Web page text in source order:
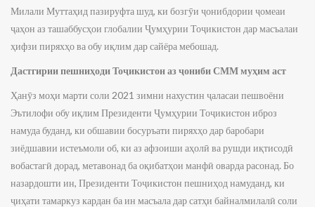
Милали Муттаҳид пазируфта шуд, ки бозгӯи ҷонибдории ҷомеаи
ҷаҳон аз ташаббусҳои глобалии Ҷумҳурии Тоҷикистон дар масъалаи
ҳифзи пиряхҳо ва обу иқлим дар сайёра мебошад.
Дастгирии пешниҳоди Тоҷикистон аз ҷониби СММ муҳим аст
Ҳанӯз моҳи марти соли 2021 зимни нахустин ҷаласаи пешвоёни
Эътилофи обу иқлим Президенти Ҷумҳурии Тоҷикистон иброз
намуда буданд, ки обшавии босуръати пиряхҳо дар баробари
зиёдшавии истеъмоли об, ки аз афзоиши аҳолӣ ва рушди иқтисодӣ
вобастагӣ дорад, метавонад ба оқибатҳои манфӣ оварда расонад. Бо
назардошти ин, Президенти Тоҷикистон пешниҳод намуданд, ки
ҷиҳати тамаркуз кардан ба ин масъала дар сатҳи байналмилалӣ соли